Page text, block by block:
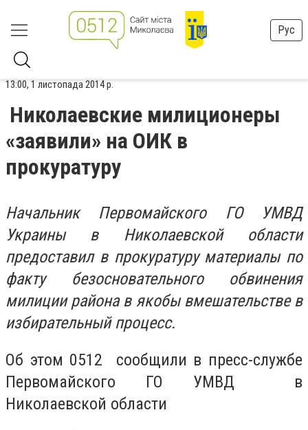
Рус
13:00, 1 листопада 2014 р.
Николаевские милиционеры
«заявили» на ОИК в
прокуратуру
Начальник Первомайского ГО УМВД
Украины в Николаевской области
предоставил в прокуратуру материалы по
факту безосновательного обвинения
милиции района в якобы вмешательстве в
избирательный процесс.
Об этом 0512 сообщили в пресс-службе
Первомайского ГО УМВД в
Николаевской области